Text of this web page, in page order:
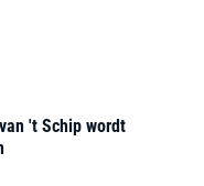
't Schip wordt